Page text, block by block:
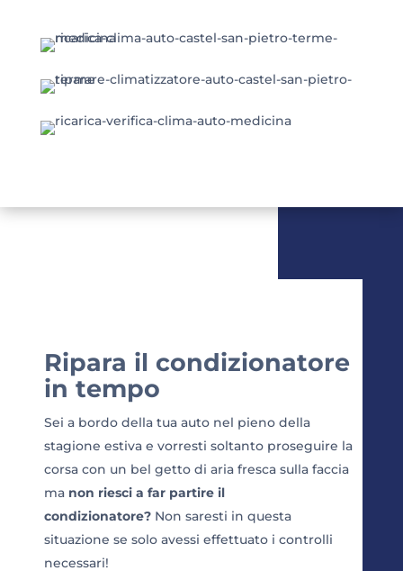
Ripara il condizionatore
in tempo
Sei a bordo della tua auto nel pieno della
stagione estiva e vorresti soltanto proseguire la
corsa con un bel getto di aria fresca sulla faccia
ma non riesci a far partire il
condizionatore? Non saresti in questa
situazione se solo avessi effettuato i controlli
necessari!